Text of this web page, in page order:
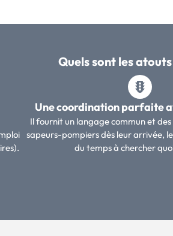
Quels sont les atouts
Une coordination parfaite
Il fournit un langage commun et
sapeurs-pompiers dès leur arrivée,
du temps à chercher